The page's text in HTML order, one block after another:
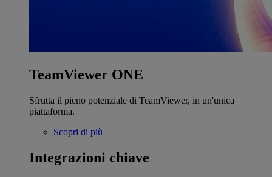
TeamViewer ONE
Sfrutta il pieno potenziale di TeamViewer, in un'unica
piattaforma.
Scopri di più
Integrazioni chiave